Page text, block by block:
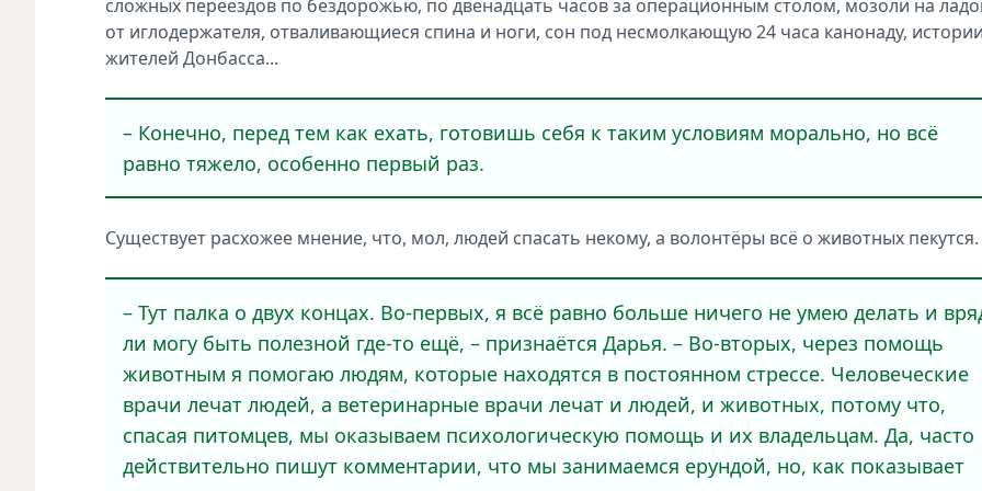
сложных переездов по бездорожью, по двенадцать часов за операционным столом, мозоли на
от иглодержателя, отваливающиеся спина и ноги, сон под несмолкающую 24 часа канонаду,
жителей Донбасса...
– Конечно, перед тем как ехать, готовишь себя к таким условиям морально, но всё
равно тяжело, особенно первый раз.
Существует расхожее мнение, что, мол, людей спасать некому, а волонтёры всё о животных пекутся.
– Тут палка о двух концах. Во-первых, я всё равно больше ничего не умею делать и
ли могу быть полезной где-то ещё, – признаётся Дарья. – Во-вторых, через помощь
животным я помогаю людям, которые находятся в постоянном стрессе. Человеческие
врачи лечат людей, а ветеринарные врачи лечат и людей, и животных, потому что,
спасая питомцев, мы оказываем психологическую помощь и их владельцам. Да, часто
действительно пишут комментарии, что мы занимаемся ерундой, но, как показывает